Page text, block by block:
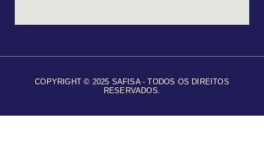
COPYRIGHT © 2025 SAFISA - TODOS OS DIREITOS
RESERVADOS.